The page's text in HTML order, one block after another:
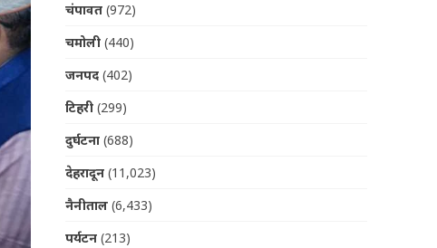
चंपावत(972)
चमोली(440)
जनपद(402)
टिहरी(299)
दुर्घटना(688)
देहरादून(11,023)
नैनीताल(6,433)
पर्यटन(213)